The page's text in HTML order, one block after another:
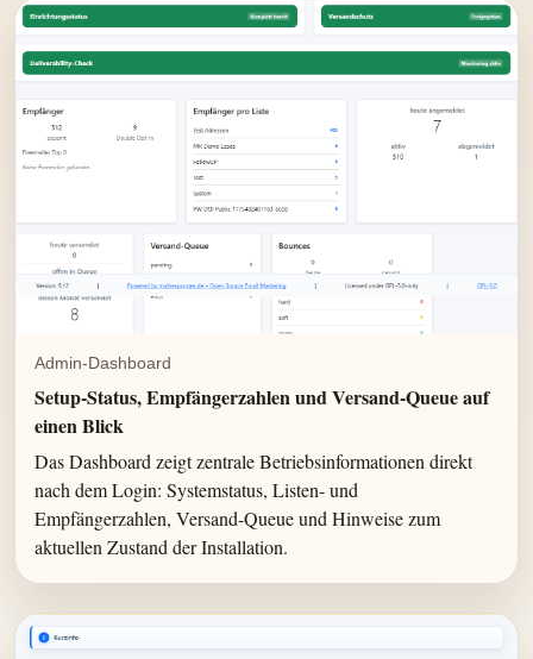
Admin-Dashboard
Setup-Status, Empfängerzahlen und Versand-Queue auf
einen Blick
Das Dashboard zeigt zentrale Betriebsinformationen direkt
nach dem Login: Systemstatus, Listen- und
Empfängerzahlen, Versand-Queue und Hinweise zum
aktuellen Zustand der Installation.